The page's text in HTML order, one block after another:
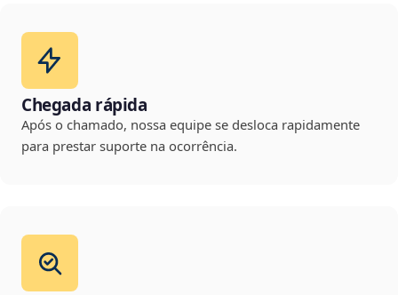
Chegada rápida
Após o chamado, nossa equipe se desloca rapidamente
para prestar suporte na ocorrência.